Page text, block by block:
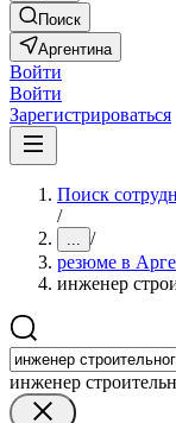
Поиск
Аргентина
Войти
Войти
Зарегистрироваться
Поиск
/
... /
резюме в
инженер
инженер